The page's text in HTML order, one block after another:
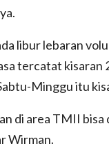
libur lebaran
tercatat
Minggu itu
di area TMII
Wirman.